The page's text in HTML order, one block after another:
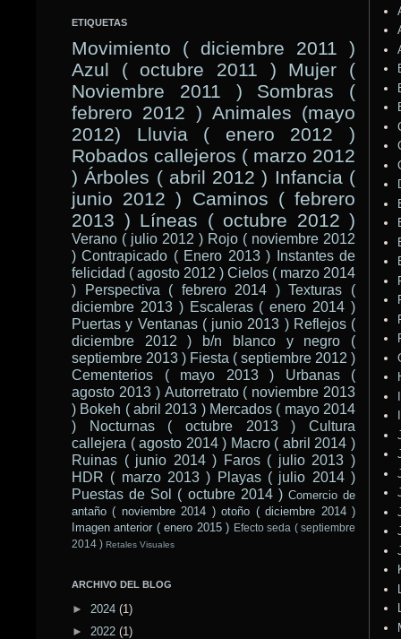
ETIQUETAS
Movimiento ( diciembre 2011 )
Azul ( octubre 2011 )
Mujer (
Noviembre 2011 )
Sombras (
febrero 2012 ) Animales (mayo
2012)
Lluvia ( enero 2012 )
Robados callejeros ( marzo 2012
) Árboles ( abril 2012 ) Infancia (
junio 2012 )
Caminos ( febrero
2013 ) Líneas ( octubre 2012 )
Verano ( julio 2012 ) Rojo ( noviembre 2012
) Contrapicado ( Enero 2013 )
Instantes de
felicidad ( agosto 2012 ) Cielos ( marzo 2014
)
Perspectiva ( febrero 2014 ) Texturas (
diciembre 2013 ) Escaleras ( enero 2014 )
Puertas y Ventanas ( junio 2013 ) Reflejos (
diciembre 2012 )
b/n blanco y negro (
septiembre 2013 ) Fiesta ( septiembre 2012 )
Cementerios ( mayo 2013 )
Urbanas (
agosto 2013 ) Autorretrato ( noviembre 2013
) Bokeh ( abril 2013 ) Mercados ( mayo 2014
)
Nocturnas ( octubre 2013 )
Cultura
callejera ( agosto 2014 ) Macro ( abril 2014 )
Ruinas ( junio 2014 ) Faros ( julio 2013 )
HDR ( marzo 2013 ) Playas ( julio 2014 )
Puestas de Sol ( octubre 2014 ) Comercio de
antaño ( noviembre 2014 ) otoño ( diciembre 2014 )
Imagen anterior ( enero 2015 ) Efecto seda ( septiembre
2014 ) Retales Visuales
ARCHIVO DEL BLOG
► 2024 (1)
► 2022 (1)